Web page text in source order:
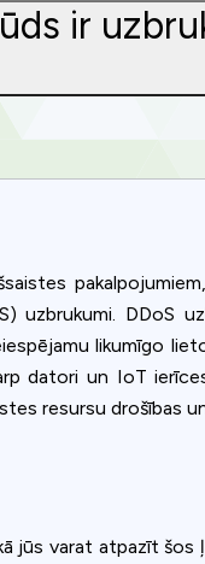
ir
DDoS
likumīgo
datori un IoT
resursu drošības
jūs varat atpazīt